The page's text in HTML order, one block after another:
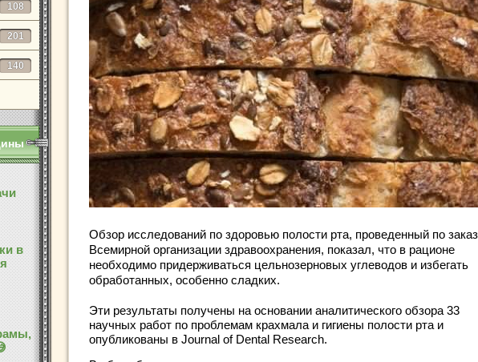
108
201
140
в
Обзор исследований по здоровью полости рта, проведенный по
Всемирной организации здравоохранения, показал, что в рационе
необходимо придерживаться цельнозерновых углеводов и избегать
обработанных, особенно сладких.
Эти результаты получены на основании аналитического обзора 33
научных работ по проблемам крахмала и гигиены полости рта и
опубликованы в Journal of Dental Research.